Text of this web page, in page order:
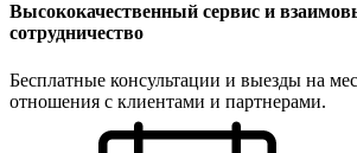
Высококачественный сервис и
сотрудничество
Бесплатные консультации и выезды на
отношения с клиентами и партнерами.